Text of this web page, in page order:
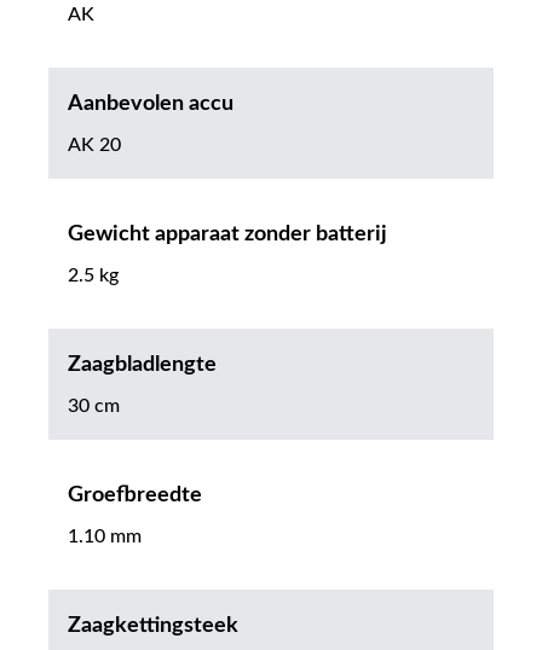
AK
Aanbevolen accu
AK 20
Gewicht apparaat zonder batterij
2.5 kg
Zaagbladlengte
30 cm
Groefbreedte
1.10 mm
Zaagkettingsteek